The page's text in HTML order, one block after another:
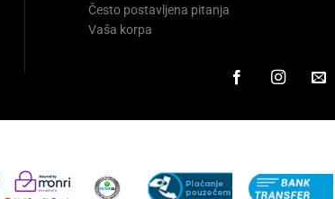
Često postavljena pitanja
Vaša korpa